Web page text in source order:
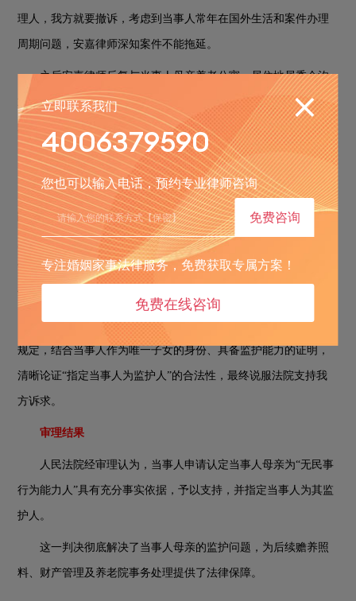
理人，我方就要撤诉，考虑到当事人常年在国外生活和案件办理
周期问题，安嘉律师深知案件不能拖延。
之后安嘉律师反复与当事人母亲养老公寓、居住地居委会沟
通，最终找到愿意担任代理人的当事人母亲的旧友，并协助完成
居委会证明材料，让案件终于具备立案推进的基础。
难点二：夯实鉴定依据+用足法律条款，为胜诉筑牢根基
为帮助当事人顺利完成鉴定和认证，安嘉律师一方面协助法
院联系司法鉴定所对当事人母亲的民事行为能力进行鉴定，全程
跟进流程——从整理病历资料、协调养老公寓配合，到最终拿到
司法鉴定意见书，确认“当事人母亲患精神障碍，辨认能力丧失，
评定为无民事行为能力”，为案件提供了核心事实支撑。
另一方面，在法庭审理阶段，我们重点援引《民法典》相关
规定，结合当事人作为唯一子女的身份、具备监护能力的证明，
清晰论证“指定当事人为监护人”的合法性，最终说服法院支持我
方诉求。
审理结果
人民法院经审理认为，当事人申请认定当事人母亲为“无民事
行为能力人”具有充分事实依据，予以支持，并指定当事人为其监
护人。
这一判决彻底解决了当事人母亲的监护问题，为后续赡养照
料、财产管理及养老院事务处理提供了法律保障。
立即联系我们
4006379590
您也可以输入电话，预约专业律师咨询
免费咨询
专注婚姻家事法律服务，免费获取专属方案！
免费在线咨询